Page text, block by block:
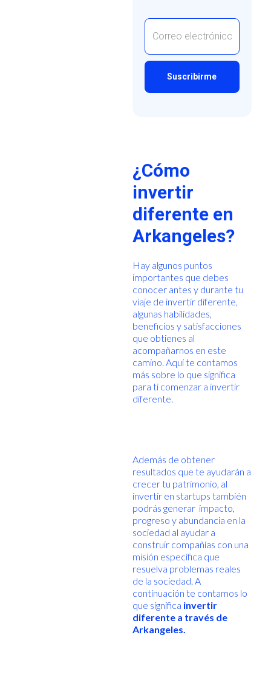
¿Cómo
invertir
diferente en
Arkangeles?
Hay algunos puntos
importantes que debes
conocer antes y durante tu
viaje de invertir diferente,
algunas habilidades,
beneficios y satisfacciones
que obtienes al
acompañarnos en este
camino. Aquí te contamos
más sobre lo que significa
para ti comenzar a invertir
diferente.
Además de obtener
resultados que te ayudarán a
crecer tu patrimonio, al
invertir en startups también
podrás generar impacto,
progreso y abundancia en la
sociedad al ayudar a
construir compañías con una
misión específica que
resuelva problemas reales
de la sociedad. A
continuación te contamos lo
que significa invertir
diferente a través de
Arkangeles.